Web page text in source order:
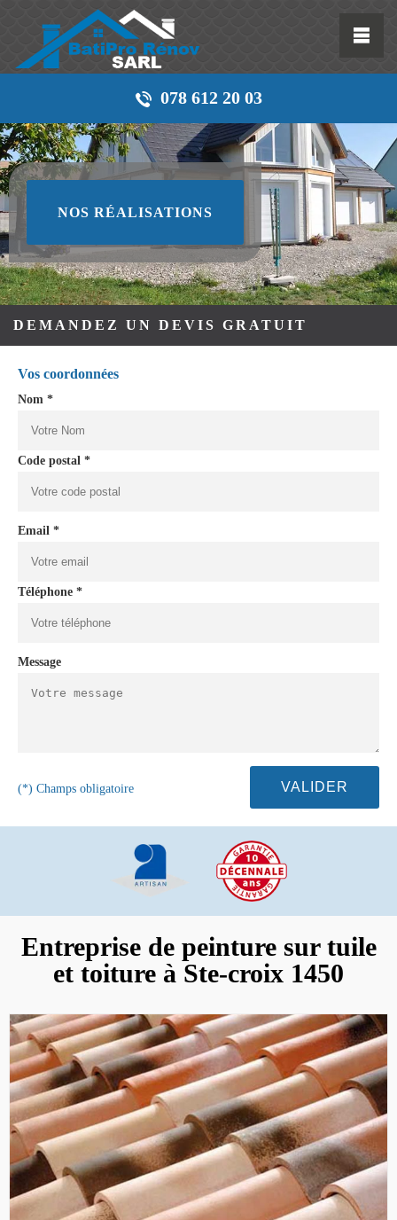
078 612 20 03
NOS RÉALISATIONS
DEMANDEZ UN DEVIS GRATUIT
Vos coordonnées
Nom *
Code postal *
Email *
Téléphone *
Message
(*) Champs obligatoire
Entreprise de peinture sur tuile
et toiture à Ste-croix 1450